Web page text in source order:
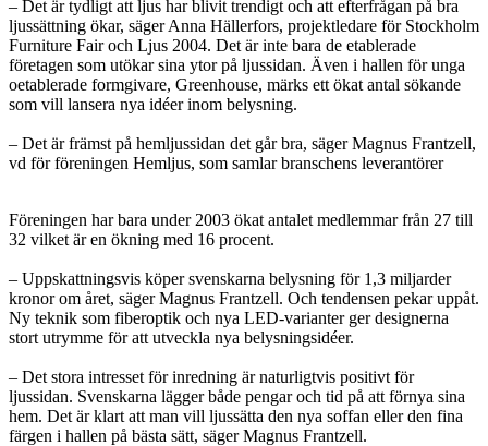
– Det är tydligt att ljus har blivit trendigt och att efterfrågan på bra
ljussättning ökar, säger Anna Hällerfors, projektledare för Stockholm
Furniture Fair och Ljus 2004. Det är inte bara de etablerade
företagen som utökar sina ytor på ljussidan. Även i hallen för unga
oetablerade formgivare, Greenhouse, märks ett ökat antal sökande
som vill lansera nya idéer inom belysning.
– Det är främst på hemljussidan det går bra, säger Magnus Frantzell,
vd för föreningen Hemljus, som samlar branschens leverantörer
Föreningen har bara under 2003 ökat antalet medlemmar från 27 till
32 vilket är en ökning med 16 procent.
– Uppskattningsvis köper svenskarna belysning för 1,3 miljarder
kronor om året, säger Magnus Frantzell. Och tendensen pekar uppåt.
Ny teknik som fiberoptik och nya LED-varianter ger designerna
stort utrymme för att utveckla nya belysningsidéer.
– Det stora intresset för inredning är naturligtvis positivt för
ljussidan. Svenskarna lägger både pengar och tid på att förnya sina
hem. Det är klart att man vill ljussätta den nya soffan eller den fina
färgen i hallen på bästa sätt, säger Magnus Frantzell.